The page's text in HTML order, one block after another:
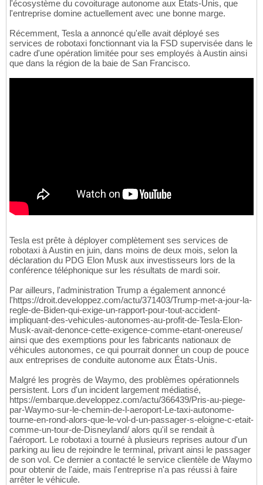
l'écosystème du covoiturage autonome aux États-Unis, que
l'entreprise domine actuellement avec une bonne marge.
Récemment, Tesla a annoncé qu'elle avait déployé ses
services de robotaxi fonctionnant via la FSD supervisée dans le
cadre d'une opération limitée pour ses employés à Austin ainsi
que dans la région de la baie de San Francisco.
Tesla est prête à déployer complètement ses services de
robotaxi à Austin en juin, dans moins de deux mois, selon la
déclaration du PDG Elon Musk aux investisseurs lors de la
conférence téléphonique sur les résultats de mardi soir.
Par ailleurs, l'administration Trump a également annoncé
l'https://droit.developpez.com/actu/371403/Trump-met-a-jour-la-
regle-de-Biden-qui-exige-un-rapport-pour-tout-accident-
impliquant-des-vehicules-autonomes-au-profit-de-Tesla-Elon-
Musk-avait-denonce-cette-exigence-comme-etant-onereuse/
ainsi que des exemptions pour les fabricants nationaux de
véhicules autonomes, ce qui pourrait donner un coup de pouce
aux entreprises de conduite autonome aux États-Unis.
Malgré les progrès de Waymo, des problèmes opérationnels
persistent. Lors d'un incident largement médiatisé,
https://embarque.developpez.com/actu/366439/Pris-au-piege-
par-Waymo-sur-le-chemin-de-l-aeroport-Le-taxi-autonome-
tourne-en-rond-alors-que-le-vol-d-un-passager-s-eloigne-c-etait-
comme-un-tour-de-Disneyland/ alors qu'il se rendait à
l'aéroport. Le robotaxi a tourné à plusieurs reprises autour d'un
parking au lieu de rejoindre le terminal, privant ainsi le passager
de son vol. Ce dernier a contacté le service clientèle de Waymo
pour obtenir de l'aide, mais l'entreprise n'a pas réussi à faire
arrêter le véhicule.